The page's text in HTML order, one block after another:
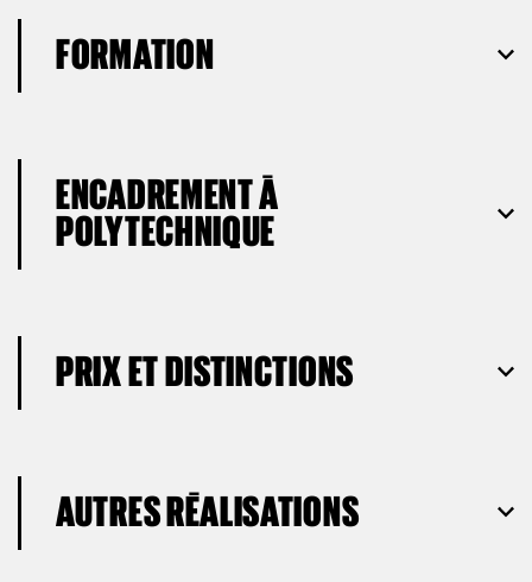
FORMATION
ENCADREMENT À
POLYTECHNIQUE
PRIX ET DISTINCTIONS
AUTRES RÉALISATIONS